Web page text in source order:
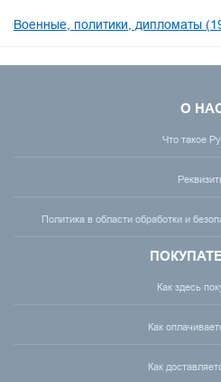
Военные, политики, дипломаты
О
Что такое
Политика в области обработки и
Как здесь
Как
Как